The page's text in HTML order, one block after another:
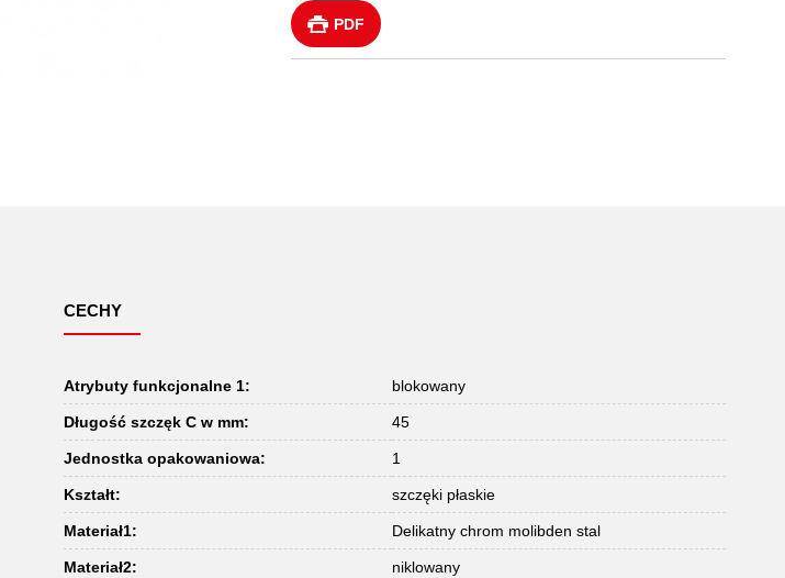
PDF
CECHY
Atrybuty funkcjonalne 1: blokowany
Długość szczęk C w mm: 45
Jednostka opakowaniowa: 1
Kształt: szczęki płaskie
Materiał1: Delikatny chrom molibden stal
Materiał2: niklowany